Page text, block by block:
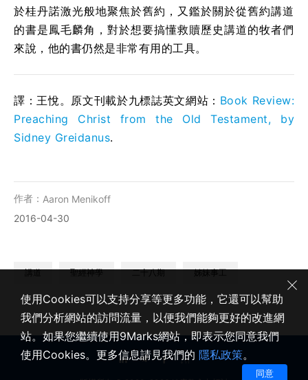
於桂丹諾激光般地聚焦於舊約，又鑑於關於從舊約講道
的書是鳳毛麟角，對於想要搞懂救贖歷史講道的牧者們
來說，他的書仍然是非常有用的工具。
譯：王悅。原文刊載於九標誌英文網站： Book Review:
Preaching Christ from the Old Testament, by
Sidney Greidanus.
作者： Aaron Menikoff
2016-04-30
講道 聖經神學 二十八期 姊妹事工
使用Cookies可以支持分享等更多功能，它還可以幫助
我們分析網站的訪問流量，以便我們能夠更好的改進網
站。如果您繼續使用9Marks網站，即表示您同意我們
使用Cookies。更多信息請見我們的 隱私政策。
同意